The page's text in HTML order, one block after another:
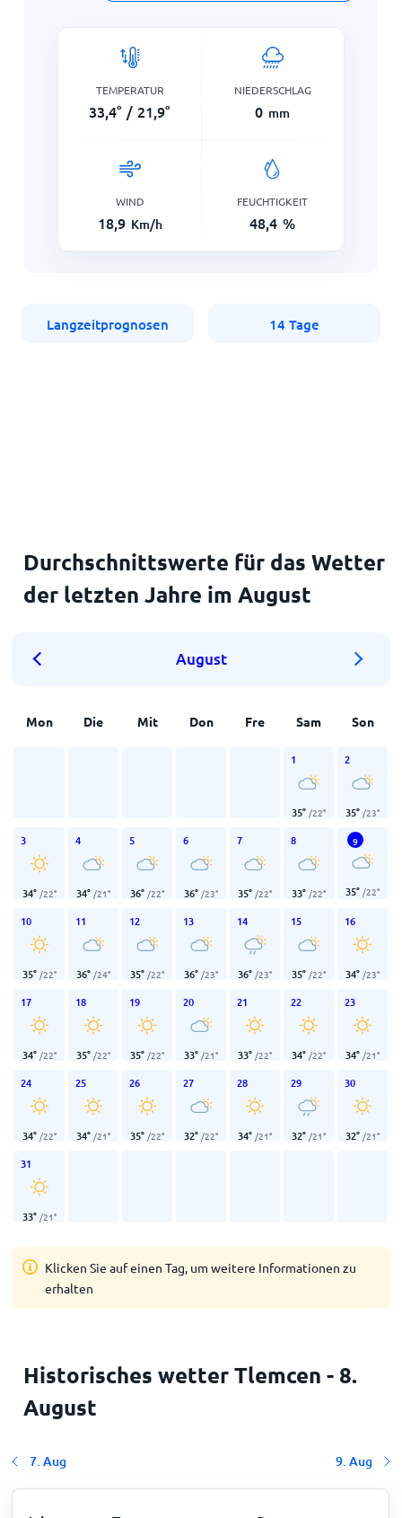
TEMPERATUR
33,4° / 21,9°
NIEDERSCHLAG
0 mm
WIND
18,9 Km/h
FEUCHTIGKEIT
48,4 %
Langzeitprognosen 14 Tage
Durchschnittswerte für das Wetter
der letzten Jahre im August
August
Mon Die Mit Don Fre Sam Son
1
35° /22°
2
35° /23°
3
34° /22°
4
34° /21°
5
36° /22°
6
36° /23°
7
35° /22°
8
33° /22°
9
35° /22°
10
35° /22°
11
36° /24°
12
35° /22°
13
36° /23°
14
36° /23°
15
35° /22°
16
34° /23°
17
34° /22°
18
35° /22°
19
35° /22°
20
33° /21°
21
33° /22°
22
34° /22°
23
34° /21°
24
34° /22°
25
34° /21°
26
35° /22°
27
32° /22°
28
34° /21°
29
32° /21°
30
32° /21°
31
33° /21°
Klicken Sie auf einen Tag, um weitere Informationen zu
erhalten
Historisches wetter Tlemcen - 8.
August
7. Aug 9. Aug